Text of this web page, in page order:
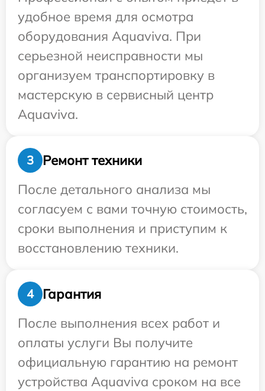
удобное время для осмотра
оборудования Aquaviva. При
серьезной неисправности мы
организуем транспортировку в
мастерскую в сервисный центр
Aquaviva.
3
Ремонт техники
После детального анализа мы
согласуем с вами точную стоимость,
сроки выполнения и приступим к
восстановлению техники.
4
Гарантия
После выполнения всех работ и
оплаты услуги Вы получите
официальную гарантию на ремонт
устройства Aquaviva сроком на все